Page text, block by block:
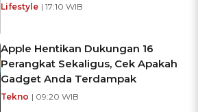
Lifestyle | 17:10 WIB
Apple Hentikan Dukungan 16
Perangkat Sekaligus, Cek Apakah
Gadget Anda Terdampak
Tekno | 09:20 WIB